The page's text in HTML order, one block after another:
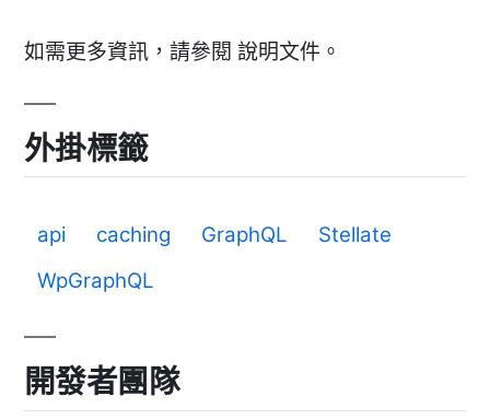
如需更多資訊，請參閱 說明文件。
外掛標籤
api caching GraphQL
Stellate
WpGraphQL
開發者團隊